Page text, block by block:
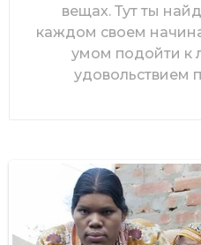
вещах. Тут ты
каждом своем
умом подойти к
удовольствием